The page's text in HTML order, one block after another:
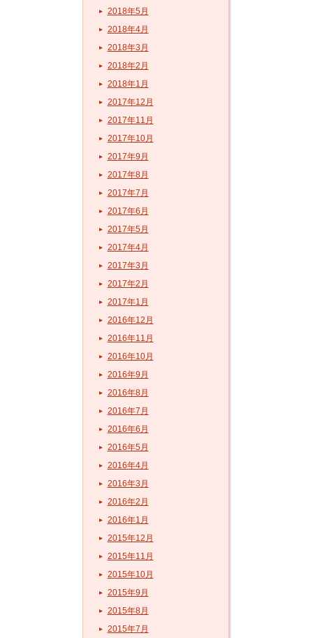
2018年5月
2018年4月
2018年3月
2018年2月
2018年1月
2017年12月
2017年11月
2017年10月
2017年9月
2017年8月
2017年7月
2017年6月
2017年5月
2017年4月
2017年3月
2017年2月
2017年1月
2016年12月
2016年11月
2016年10月
2016年9月
2016年8月
2016年7月
2016年6月
2016年5月
2016年4月
2016年3月
2016年2月
2016年1月
2015年12月
2015年11月
2015年10月
2015年9月
2015年8月
2015年7月